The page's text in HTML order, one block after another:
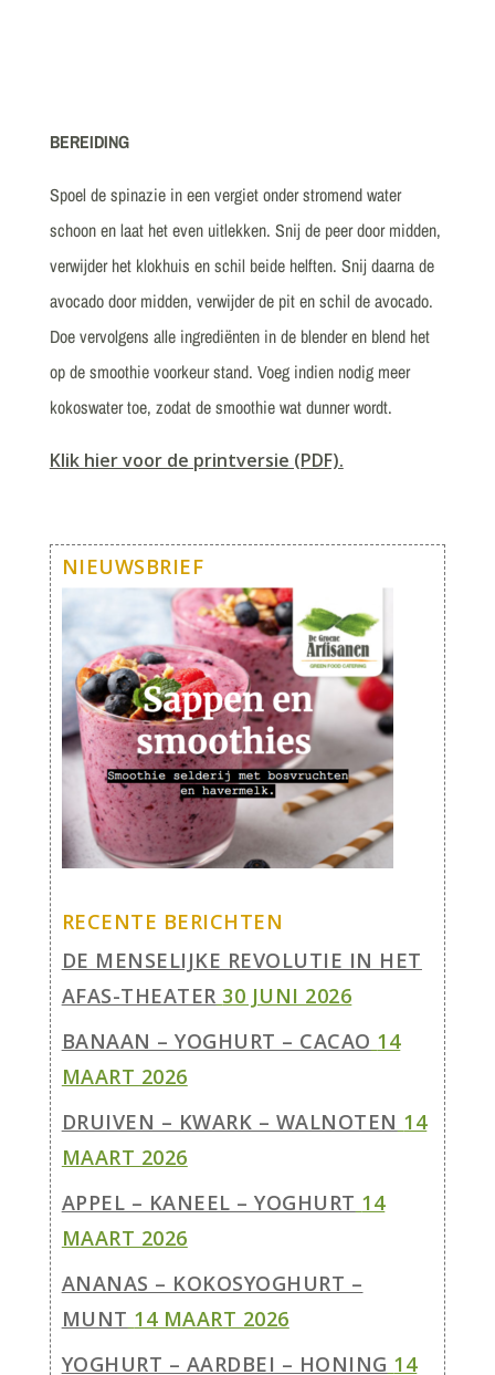
BEREIDING
Spoel de spinazie in een vergiet onder stromend water
schoon en laat het even uitlekken. Snij de peer door midden,
verwijder het klokhuis en schil beide helften. Snij daarna de
avocado door midden, verwijder de pit en schil de avocado.
Doe vervolgens alle ingrediënten in de blender en blend het
op de smoothie voorkeur stand. Voeg indien nodig meer
kokoswater toe, zodat de smoothie wat dunner wordt.
Klik hier voor de printversie (PDF).
NIEUWSBRIEF
RECENTE BERICHTEN
DE MENSELIJKE REVOLUTIE IN HET
AFAS-THEATER 30 JUNI 2026
BANAAN – YOGHURT – CACAO 14
MAART 2026
DRUIVEN – KWARK – WALNOTEN 14
MAART 2026
APPEL – KANEEL – YOGHURT 14
MAART 2026
ANANAS – KOKOSYOGHURT –
MUNT 14 MAART 2026
YOGHURT – AARDBEI – HONING 14